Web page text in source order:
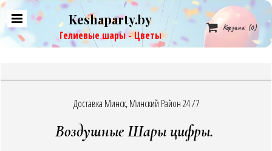
Keshaparty.by
Гелиевые шары - Цветы
 Корзина (0)
Доставка Минск, Минский Район 24 /7
Воздушные Шары цифры.